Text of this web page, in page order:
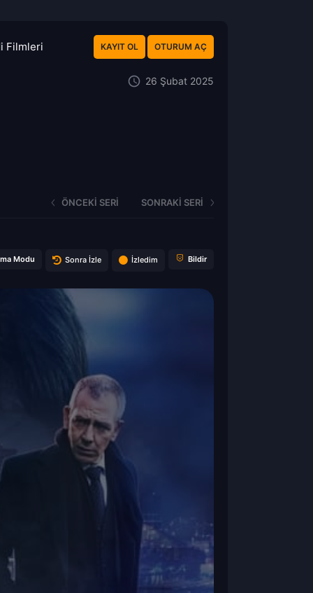
Filmleri KAYIT OL OTURUM AÇ
26 Şubat 2025
ÖNCEKI SERI SONRAKI SERI
Modu Sonra İzle İzledim Bildir